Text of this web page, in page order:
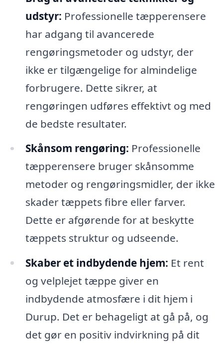
udstyr: Professionelle tæpperensere
har adgang til avancerede
rengøringsmetoder og udstyr, der
ikke er tilgængelige for almindelige
forbrugere. Dette sikrer, at
rengøringen udføres effektivt og med
de bedste resultater.
Skånsom rengøring: Professionelle
tæpperensere bruger skånsomme
metoder og rengøringsmidler, der ikke
skader tæppets fibre eller farver.
Dette er afgørende for at beskytte
tæppets struktur og udseende.
Skaber et indbydende hjem: Et rent
og velplejet tæppe giver en
indbydende atmosfære i dit hjem i
Durup. Det er behageligt at gå på, og
det gør en positiv indvirkning på dit